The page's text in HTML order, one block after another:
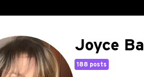
Joyce
188 posts